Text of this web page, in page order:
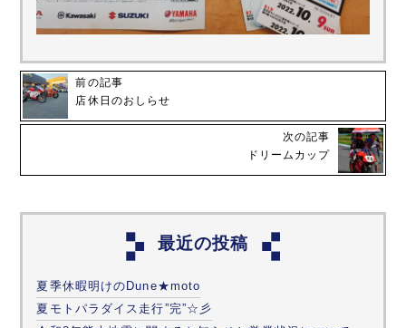
前の記事
店休日のおしらせ
次の記事
ドリームカップ
最近の投稿
夏季休暇明けのDune★moto
夏モトパラダイス走行”完”☆彡